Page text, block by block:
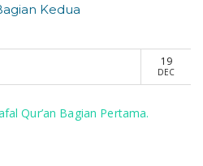
Kedua
19
DEC
Qur’an Bagian Pertama.